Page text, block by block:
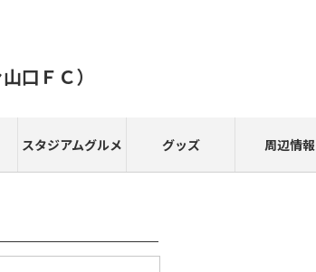
口ＦＣ）
スタジアムグルメ グッズ 周辺情報